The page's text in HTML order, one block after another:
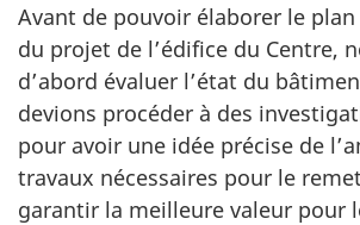
Avant de pouvoir élaborer le
du projet de l’édifice du Centre,
d’abord évaluer l’état du
devions procéder à des
pour avoir une idée précise de
travaux nécessaires pour le
garantir la meilleure valeur pour